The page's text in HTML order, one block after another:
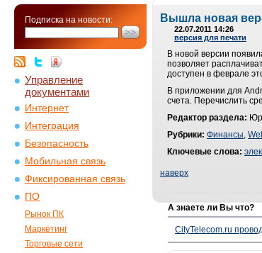
Подписка на новости:
Управление
документами
Интернет
Интеграция
Безопасность
Мобильная связь
Фиксированная связь
ПО
Рынок ПК
Маркетинг
Торговые сети
Вышла новая
22.07.2011 14:26
версия для печати
В новой версии
позволяет
доступен в феврале
В приложении для
счета. Перечислить
Редактор раздела:
Рубрики: Финансы,
Ключевые слова:
наверх
А знаете ли Вы что?
CityTelecom.ru